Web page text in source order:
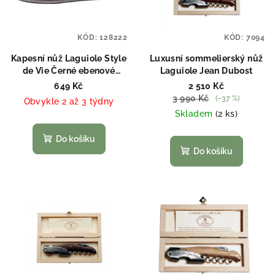
oKapesní nůž Laguiole Style
de Vie Černé ebenové
dřevo
649 Kč
Obvykle 2 až 3 týdny
Do košíku
KÓD:128222
Luxusní sommelierský nůž
Laguiole Jean Dubost
2 510 Kč
3 990 Kč
(–37 %)
Skladem (2 ks)
Do košíku
KÓD: 7094